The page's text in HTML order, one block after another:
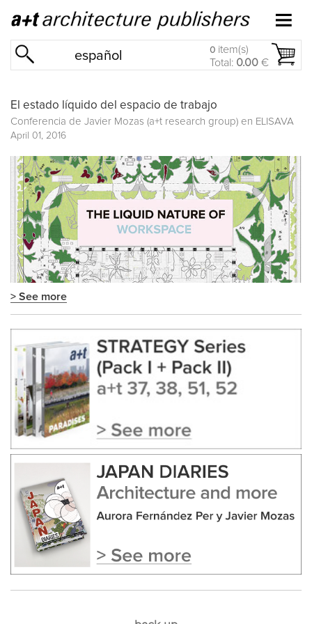
español 0 item(s)
Total: 0.00 €
El estado líquido del espacio de trabajo
Conferencia de Javier Mozas (a+t research group) en ELISAVA
April 01, 2016
> See more